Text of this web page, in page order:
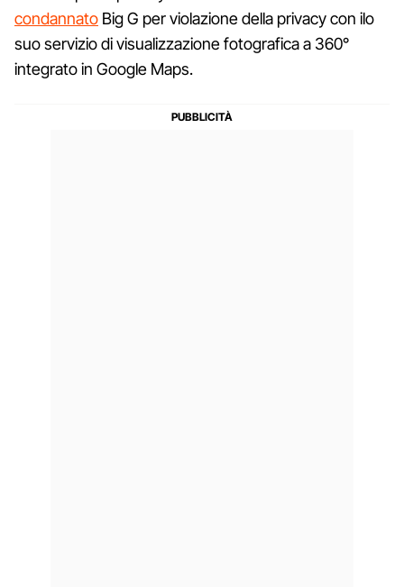
condannato Big G per violazione della privacy con ilo
suo servizio di visualizzazione fotografica a 360°
integrato in Google Maps.